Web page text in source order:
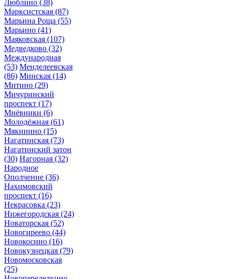
Люблино (38)
Марксистская (87)
Марьина Роща (55)
Марьино (41)
Маяковская (107)
Медведково (32)
Международная
(53) Менделеевская
(86) Минская (14)
Митино (29)
Мичуринский
проспект (17)
Мнёвники (6)
Молодёжная (61)
Мякинино (15)
Нагатинская (73)
Нагатинский затон
(30) Нагорная (32)
Народное
Ополчение (36)
Нахимовский
проспект (16)
Некрасовка (23)
Нижегородская (24)
Новаторская (52)
Новогиреево (44)
Новокосино (16)
Новокузнецкая (79)
Новомосковская
(25)